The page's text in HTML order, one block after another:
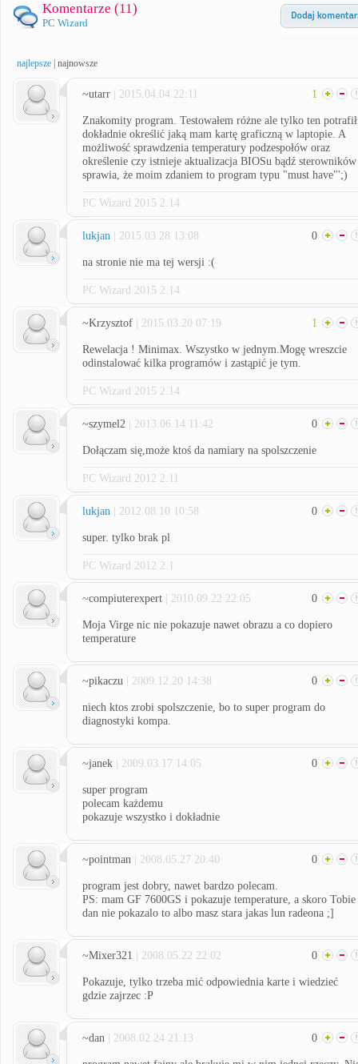
Komentarze (11)
PC Wizard
najlepsze najnowsze
~utarr | 2015.04.04 22:11 1
Znakomity program. Testowałem różne ale tylko ten potrafił
dokładnie określić jaką mam kartę graficzną w laptopie. A
możliwość sprawdzenia temperatury podzespołów oraz
określenie czy istnieje aktualizacja BIOSu bądź sterowników
sprawia, że moim zdaniem to program typu "must have"';)
PC Wizard 2015 2.14
lukjan | 2015.03.28 13:08 0
na stronie nie ma tej wersji :(
PC Wizard 2015 2.14
~Krzysztof | 2015.03.20 07:19 1
Rewelacja ! Minimax. Wszystko w jednym.Mogę wreszcie
odinstalować kilka programów i zastąpić je tym.
PC Wizard 2015 2.14
~szymel2 | 2013.06.14 11:42 0
Dołączam się,może ktoś da namiary na spolszczenie
PC Wizard 2012 2.11
lukjan | 2012.08.10 10:58 0
super. tylko brak pl
PC Wizard 2012 2.1
~compiuterexpert | 2010.09.22 22:05 0
Moja Virge nic nie pokazuje nawet obrazu a co dopiero
temperature
~pikaczu | 2009.12.20 14:38 0
niech ktos zrobi spolszczenie, bo to super program do
diagnostyki kompa.
~janek | 2009.03.17 14:05 0
super program
polecam każdemu
pokazuje wszystko i dokładnie
~pointman | 2008.05.27 20:40 0
program jest dobry, nawet bardzo polecam.
PS: mam GF 7600GS i pokazuje temperature, a skoro Tobie
dan nie pokazalo to albo masz stara jakas lun radeona ;]
~Mixer321 | 2008.05.22 22:02 0
Pokazuje, tylko trzeba mić odpowiednia karte i wiedzieć
gdzie zajrzec :P
~dan | 2008.02.24 21:13 0